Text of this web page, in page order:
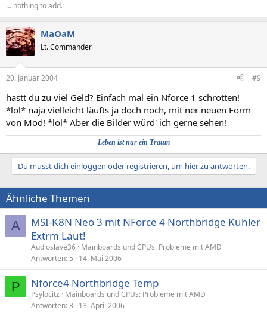
... nothing to add.
MaOaM
Lt. Commander
20. Januar 2004 #9
hastt du zu viel Geld? Einfach mal ein Nforce 1 schrotten!
*lol* naja vielleicht läufts ja doch noch, mit ner neuen Form
von Mod! *lol* Aber die Bilder würd' ich gerne sehen!
Leben ist nur ein Traum​
Du musst dich einloggen oder registrieren, um hier zu antworten.
Ähnliche Themen
A
MSI-K8N Neo 3 mit NForce 4 Northbridge Kühler
Extrm Laut!
Audioslave36 Mainboards und CPUs: Probleme mit AMD
Antworten 5 14. Mai 2006
P Nforce4 Northbridge Temp
Psylocitz
Mainboards und CPUs: Probleme mit AMD
Antworten 3 13. April 2006